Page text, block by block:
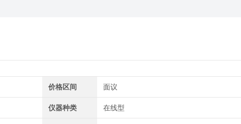
价格区间 面议
仪器种类 在线型